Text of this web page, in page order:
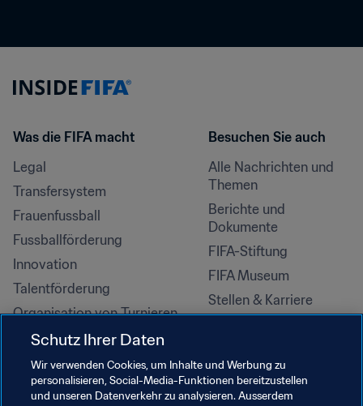
Was die FIFA macht
Legal
Transfersystem
Frauenfussball
Fussballförderung
Innovation
Talentförderung
Organisation von Turnieren
Nachhaltigkeit
Menschenrechte und
Antidiskriminierung
Besuchen Sie auch
Alle Nachrichten und
Themen
Berichte und
Dokumente
FIFA-Stiftung
FIFA Museum
Stellen & Karriere
Schutz Ihrer Daten
Wir verwenden Cookies, um Inhalte und Werbung zu
personalisieren, Social-Media-Funktionen bereitzustellen
und unseren Datenverkehr zu analysieren. Ausserdem